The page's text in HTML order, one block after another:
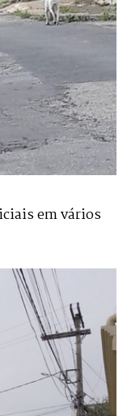
em vários